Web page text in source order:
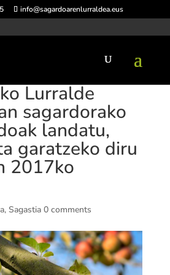
info@sagardoarenlurraldea.eus
Lurralde
sagardorako
landatu,
gara­tzeko diru
2017ko
, Sagastia 0 comments